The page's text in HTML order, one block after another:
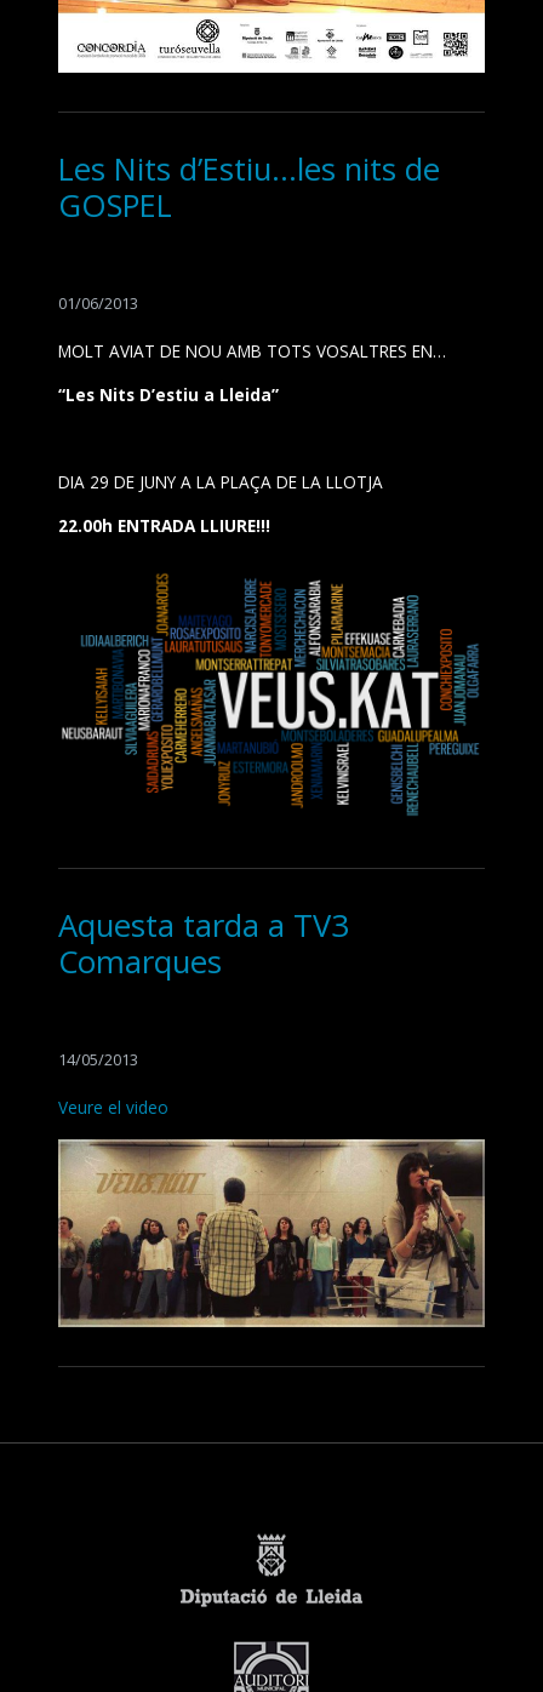
Les Nits d’Estiu…les nits de
GOSPEL
01/06/2013
MOLT AVIAT DE NOU AMB TOTS VOSALTRES EN…
“Les Nits D’estiu a Lleida”
DIA 29 DE JUNY A LA PLAÇA DE LA LLOTJA
22.00h ENTRADA LLIURE!!!
Aquesta tarda a TV3
Comarques
14/05/2013
Veure el video